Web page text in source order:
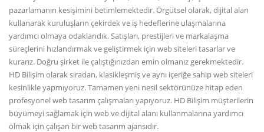
pazarlamanın kesişimini betimlemektedir. Örgütsel olarak, dijital alan
kullanarak kuruluşların çekirdek ve iş hedeflerine ulaşmalarına
yardımcı olmaya odaklandık. Satışları, prestijleri ve markalaşma
süreçlerini hızlandırmak ve geliştirmek için web siteleri tasarlar ve
kurarız. Doğru şirket ile çalıştığınızdan emin olmanız gerekmektedir.
HD Bilişim olarak sıradan, klasikleşmiş ve aynı içeriğe sahip web siteleri
kesinlikle yapmıyoruz. Tamamen yeni nesil sektörünüze hitap eden
profesyonel web tasarım çalışmaları yapıyoruz. HD Bilişim müşterilerin
büyümeyi sağlamak için web ve dijital alanı kullanmalarına yardımcı
olmak için çalışan bir web tasarım ajansıdır.